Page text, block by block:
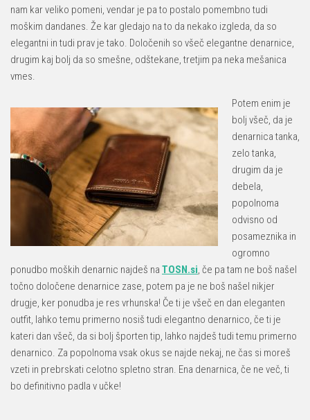
nam kar veliko pomeni, vendar je pa to postalo pomembno tudi
moškim dandanes. Že kar gledajo na to da nekako izgleda, da so
elegantni in tudi prav je tako. Določenih so všeč elegantne denarnice,
drugim kaj bolj da so smešne, odštekane, tretjim pa neka mešanica
vmes.
Potem enim je
bolj všeč, da je
denarnica tanka,
zelo tanka,
drugim da je
debela,
popolnoma
odvisno od
posameznika in
ogromno
ponudbo moških denarnic najdeš na TOSN.si, če pa tam ne boš našel
točno določene denarnice zase, potem pa je ne boš našel nikjer
drugje, ker ponudba je res vrhunska! Če ti je všeč en dan eleganten
outfit, lahko temu primerno nosiš tudi elegantno denarnico, če ti je
kateri dan všeč, da si bolj športen tip, lahko najdeš tudi temu primerno
denarnico. Za popolnoma vsak okus se najde nekaj, ne čas si moreš
vzeti in prebrskati celotno spletno stran. Ena denarnica, če ne več, ti
bo definitivno padla v učke!